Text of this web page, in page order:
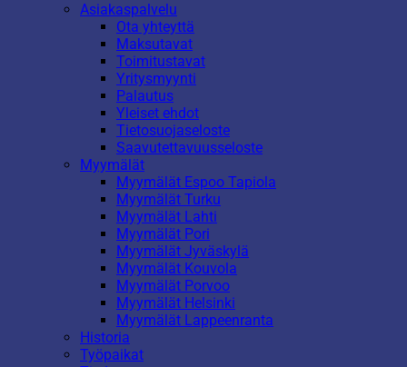
Asiakaspalvelu
Ota yhteyttä
Maksutavat
Toimitustavat
Yritysmyynti
Palautus
Yleiset ehdot
Tietosuojaseloste
Saavutettavuusseloste
Myymälät
Myymälät Espoo Tapiola
Myymälät Turku
Myymälät Lahti
Myymälät Pori
Myymälät Jyväskylä
Myymälät Kouvola
Myymälät Porvoo
Myymälät Helsinki
Myymälät Lappeenranta
Historia
Työpaikat